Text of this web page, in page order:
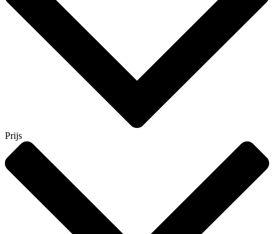
Prijs